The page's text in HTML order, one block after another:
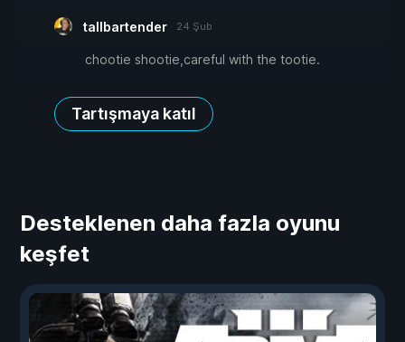
tallbartender 24 Şub
chootie shootie,careful with the tootie.
Tartışmaya katıl
Desteklenen daha fazla oyunu
keşfet